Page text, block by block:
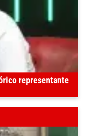
representante